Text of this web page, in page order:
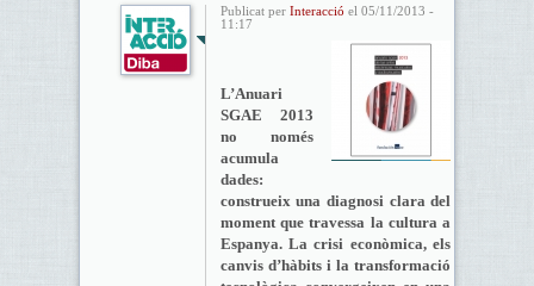
Publicat per Interacció el 05/11/2013 -
11:17
L’Anuari
SGAE 2013
no només
acumula
dades:
construeix una diagnosi clara del
moment que travessa la cultura a
Espanya. La crisi econòmica, els
canvis d’hàbits i la transformació